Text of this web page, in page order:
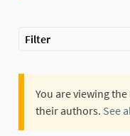
Filter
You are viewing
their authors. See